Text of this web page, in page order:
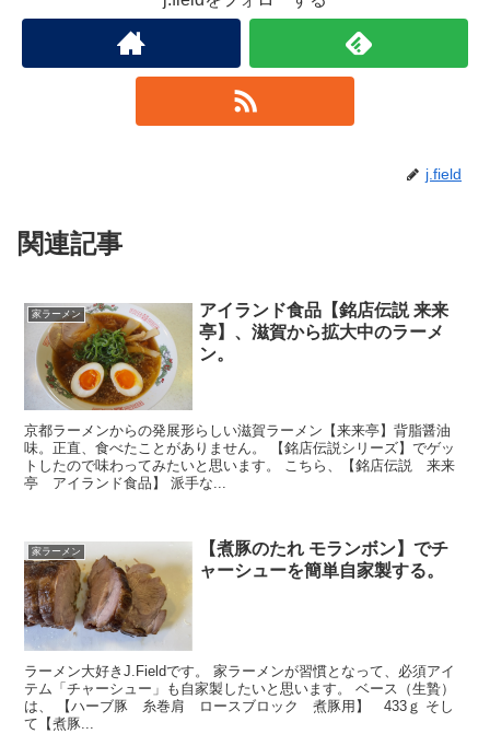
j.field
関連記事
家ラーメン
アイランド食品【銘店伝説 来来
亭】、滋賀から拡大中のラーメ
ン。
京都ラーメンからの発展形らしい滋賀ラーメン【来来亭】背脂醤油
味。正直、食べたことがありません。 【銘店伝説シリーズ】でゲッ
トしたので味わってみたいと思います。 こちら、【銘店伝説 来来
亭 アイランド食品】 派手な...
家ラーメン
【煮豚のたれ モランボン】でチ
ャーシューを簡単自家製する。
ラーメン大好きJ.Fieldです。 家ラーメンが習慣となって、必須アイ
テム「チャーシュー」も自家製したいと思います。 ベース（生贄）
は、 【ハーブ豚 糸巻肩 ロースブロック 煮豚用】 433ｇ そし
て【煮豚...